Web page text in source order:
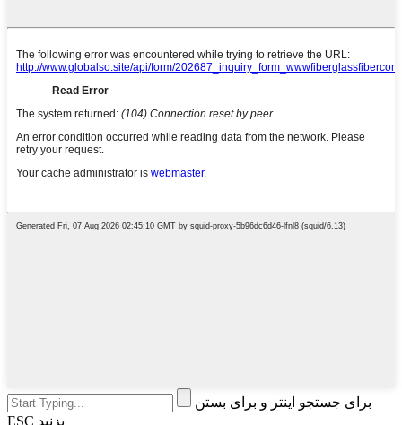
برای جستجو اینتر و برای بستن
ESC بزنید